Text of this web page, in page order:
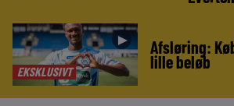
EKSKLUSIVT
► Afsløring:
lille beløb